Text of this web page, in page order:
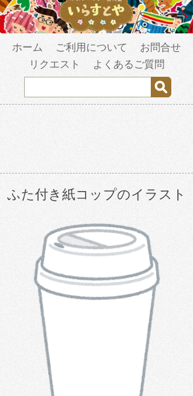
ホーム ご利用について
お問合せ
リクエスト
よくあるご質問
ふた付き紙コップのイラスト